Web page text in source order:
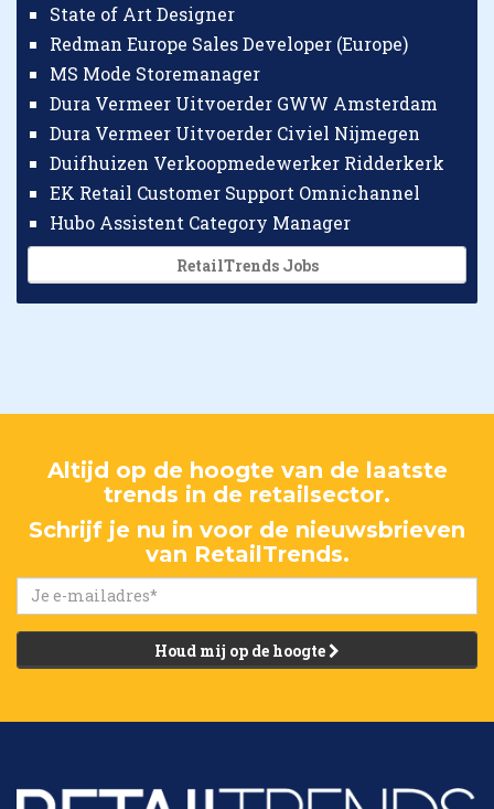
State of Art Designer
Redman Europe Sales Developer (Europe)
MS Mode Storemanager
Dura Vermeer Uitvoerder GWW Amsterdam
Dura Vermeer Uitvoerder Civiel Nijmegen
Duifhuizen Verkoopmedewerker Ridderkerk
EK Retail Customer Support Omnichannel
Hubo Assistent Category Manager
RetailTrends Jobs
Altijd op de hoogte van de laatste
trends in de retailsector.
Schrijf je nu in voor de nieuwsbrieven
van RetailTrends.
Houd mij op de hoogte